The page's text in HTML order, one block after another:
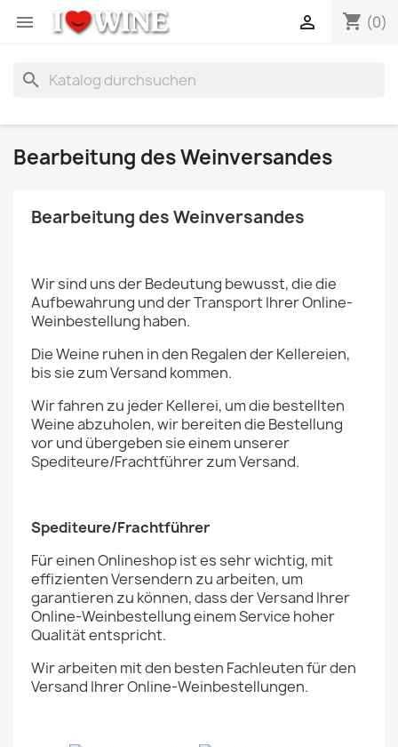
 shopping_cart (0)

search
Bearbeitung des Weinversandes
Bearbeitung des Weinversandes
Wir sind uns der Bedeutung bewusst, die die
Aufbewahrung und der Transport Ihrer Online-
Weinbestellung haben.
Die Weine ruhen in den Regalen derKellereien,
bis sie zum Versand kommen.
Wir fahren zu jeder Kellerei, um die bestellten
Weine abzuholen, wir bereiten die Bestellung
vor und übergeben sie einem unserer
Spediteure/Frachtführer zum Versand.
Spediteure/Frachtführer
Für einen Onlineshop ist es sehr wichtig, mit
effizienten Versendern zu arbeiten, um
garantieren zu können, dass der Versand Ihrer
Online-Weinbestellung einem Service hoher
Qualität entspricht.
Wir arbeiten mit den besten Fachleuten für den
Versand Ihrer Online-Weinbestellungen.